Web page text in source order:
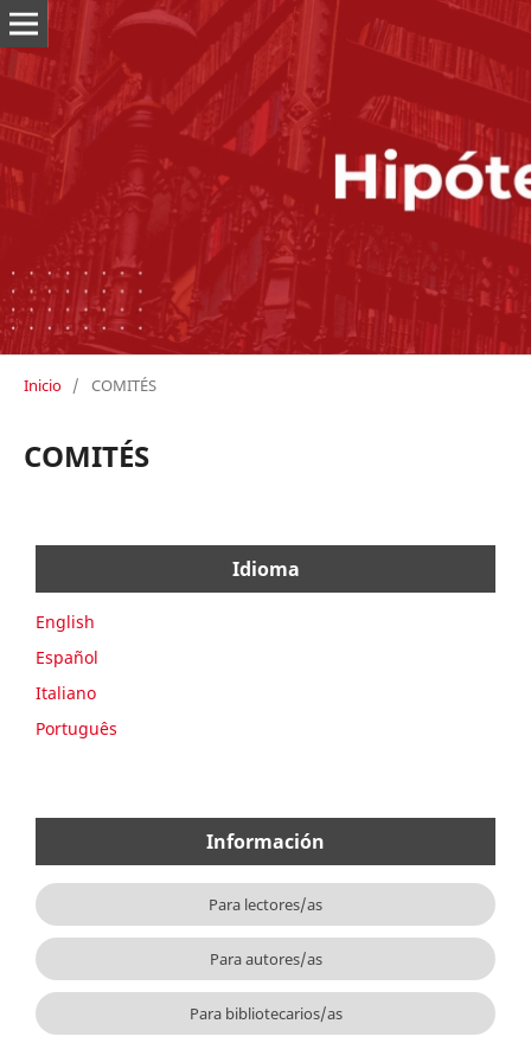
Inicio / COMITÉS
COMITÉS
Idioma
English
Español
Italiano
Português
Información
Para lectores/as
Para autores/as
Para bibliotecarios/as